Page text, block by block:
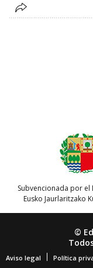
Subvencionada por
Eusko Jaurlaritzako
©
Aviso legal Política